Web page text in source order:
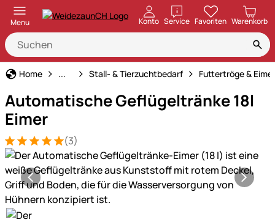
Menu Konto ServiceöffnenFavoriten Warenkorb
Home Haus und Hof
... Stall- & Tierzuchtbedarf Futtertröge & Eimer
Automatische Geflügeltränke 18l
Eimer
Bewertung: 5 von 5 (3 Bewertungen)
3 Bewertungen
(3)
Produktgalerie